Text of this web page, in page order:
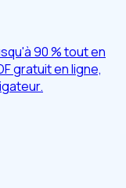
90 % tout en
gratuit en ligne,